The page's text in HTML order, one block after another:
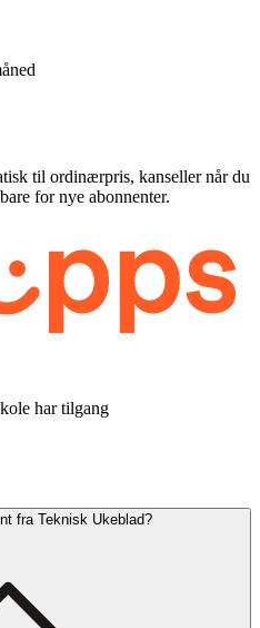
til ordinærpris, kanseller når du
for nye abonnenter.
har tilgang
fra Teknisk Ukeblad?